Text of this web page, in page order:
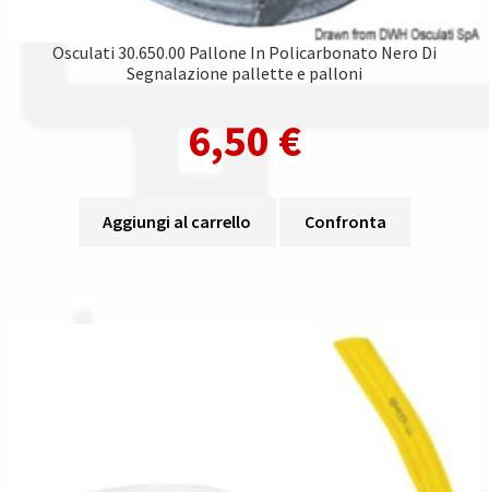
Osculati 30.650.00 Pallone In Policarbonato Nero Di
Segnalazione pallette e palloni
6,50 €
Aggiungi al carrello Confronta